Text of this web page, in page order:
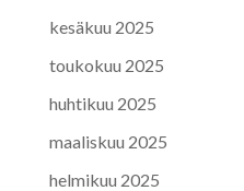
kesäkuu 2025
toukokuu 2025
huhtikuu 2025
maaliskuu 2025
helmikuu 2025